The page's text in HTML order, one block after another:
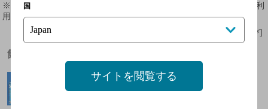
※ 掲載されているリンク等の外部コンテンツはお客様のご判断でご利
用ください。
[情報提供：ぐるなび]
飲めるお酒
国
サイトを閲覧する